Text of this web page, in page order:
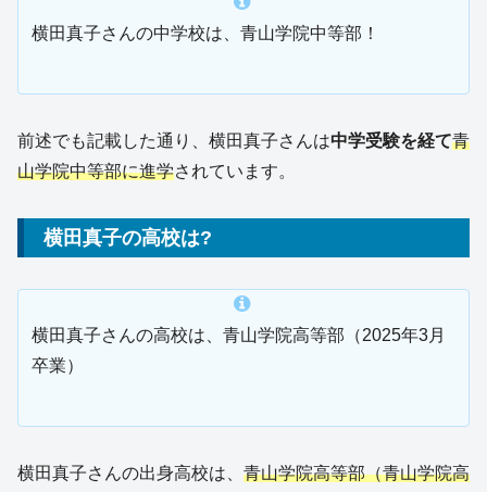
横田真子さんの中学校は、青山学院中等部！
前述でも記載した通り、横田真子さんは中学受験を経て青
山学院中等部に進学されています。
横田真子の高校は?
横田真子さんの高校は、青山学院高等部（2025年3月
卒業）
横田真子さんの出身高校は、 青山学院高等部（青山学院高